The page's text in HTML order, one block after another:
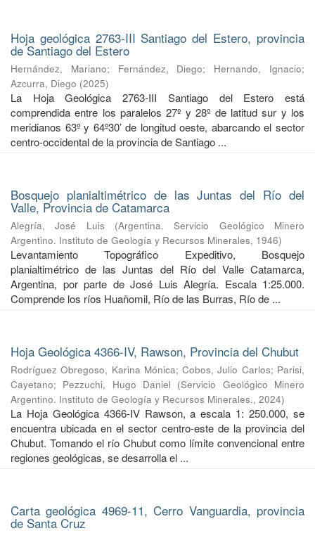
Hoja geológica 2763-III Santiago del Estero, provincia
de Santiago del Estero
Hernández, Mariano; Fernández, Diego; Hernando, Ignacio;
Azcurra, Diego (2025)
La Hoja Geológica 2763-III Santiago del Estero está
comprendida entre los paralelos 27º y 28º de latitud sur y los
meridianos 63º y 64º30’ de longitud oeste, abarcando el sector
centro-occidental de la provincia de Santiago ...
Bosquejo planialtimétrico de las Juntas del Río del
Valle, Provincia de Catamarca
Alegría, José Luis (Argentina. Servicio Geológico Minero
Argentino. Instituto de Geología y Recursos Minerales, 1946)
Levantamiento Topográfico Expeditivo, Bosquejo
planialtimétrico de las Juntas del Río del Valle Catamarca,
Argentina, por parte de José Luis Alegría. Escala 1:25.000.
Comprende los ríos Huañomil, Río de las Burras, Río de ...
Hoja Geológica 4366-IV, Rawson, Provincia del Chubut
Rodríguez Obregoso, Karina Mónica;Cobos, Julio Carlos; Parisi,
Cayetano; Pezzuchi, Hugo Daniel (Servicio Geológico Minero
Argentino. Instituto de Geología y Recursos Minerales., 2024)
La Hoja Geológica 4366-IV Rawson, a escala 1: 250.000, se
encuentra ubicada en el sector centro-este de la provincia del
Chubut. Tomando el río Chubut como límite convencional entre
regiones geológicas, se desarrolla el ...
Carta geológica 4969-11, Cerro Vanguardia, provincia
de Santa Cruz